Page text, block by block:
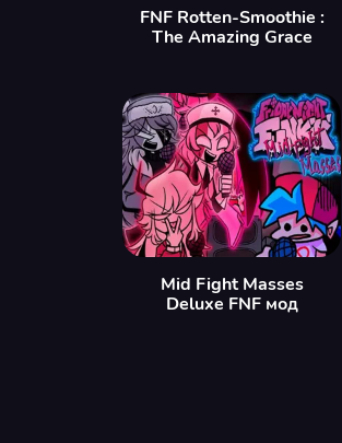
FNF Rotten-Smoothie :
The Amazing Grace
Mid Fight Masses
Deluxe FNF мод